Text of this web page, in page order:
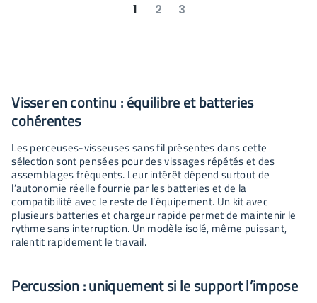
1 2 3
Visser en continu : équilibre et batteries
cohérentes
Les perceuses-visseuses sans fil présentes dans cette
sélection sont pensées pour des vissages répétés et des
assemblages fréquents. Leur intérêt dépend surtout de
l’autonomie réelle fournie par les batteries et de la
compatibilité avec le reste de l’équipement. Un kit avec
plusieurs batteries et chargeur rapide permet de maintenir le
rythme sans interruption. Un modèle isolé, même puissant,
ralentit rapidement le travail.
Percussion : uniquement si le support l’impose